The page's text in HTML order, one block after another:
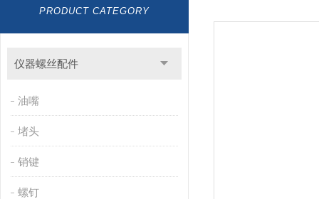
PRODUCT CATEGORY
仪器螺丝配件
油嘴
堵头
销键
螺钉